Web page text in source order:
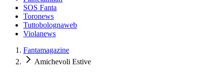
SOS Fanta
Toronews
Tuttobolognaweb
Violanews
Fantamagazine
Amichevoli Estive